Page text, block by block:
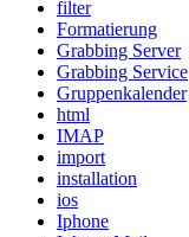
filter
Formatierung
Grabbing Server
Grabbing Service
Gruppenkalender
html
IMAP
import
installation
ios
Iphone